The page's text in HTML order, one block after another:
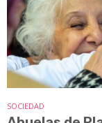
SOCIEDAD